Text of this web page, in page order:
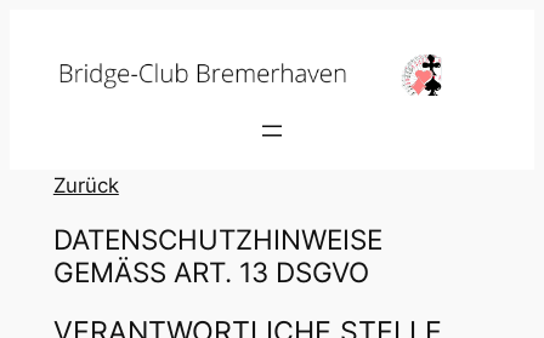
springen
Zurück
DATENSCHUTZHINWEISE
GEMÄSS ART. 13 DSGVO